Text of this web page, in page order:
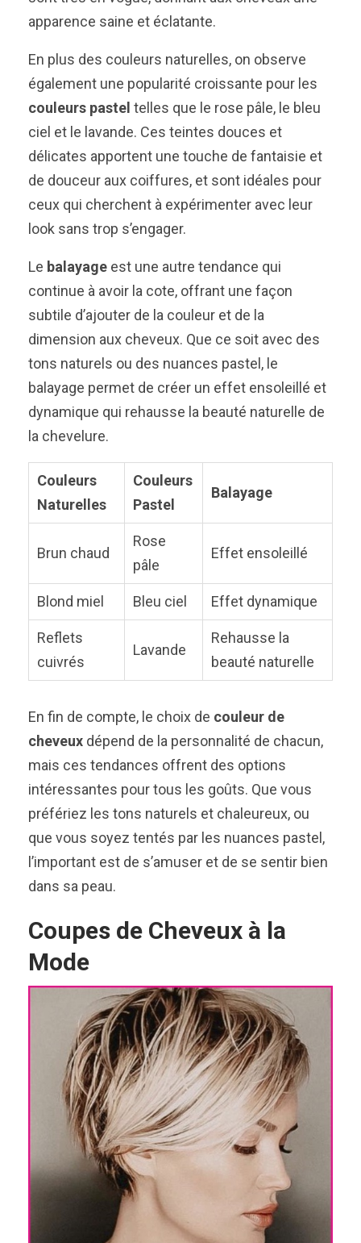
apparence saine et éclatante.
En plus des couleurs naturelles, on observe
également une popularité croissante pour les
couleurs pastel telles que le rose pâle, le bleu
ciel et le lavande. Ces teintes douces et
délicates apportent une touche de fantaisie et
de douceur aux coiffures, et sont idéales pour
ceux qui cherchent à expérimenter avec leur
look sans trop s’engager.
Le balayage est une autre tendance qui
continue à avoir la cote, offrant une façon
subtile d’ajouter de la couleur et de la
dimension aux cheveux. Que ce soit avec des
tons naturels ou des nuances pastel, le
balayage permet de créer un effet ensoleillé et
dynamique qui rehausse la beauté naturelle de
la chevelure.
Couleurs
Naturelles
Couleurs
Pastel
Balayage
Brun chaud
Rose
pâle
Effet ensoleillé
Blond miel Bleu ciel Effet dynamique
Reflets
cuivrés
Lavande
Rehausse la
beauté naturelle
En fin de compte, le choix de couleur de
cheveux dépend de la personnalité de chacun,
mais ces tendances offrent des options
intéressantes pour tous les goûts. Que vous
préfériez les tons naturels et chaleureux, ou
que vous soyez tentés par les nuances pastel,
l’important est de s’amuser et de se sentir bien
dans sa peau.
Coupes de Cheveux à la
Mode